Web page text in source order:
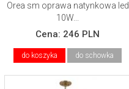
Orea sm oprawa natynkowa led
10W...
Cena: 246 PLN
do koszyka do schowka